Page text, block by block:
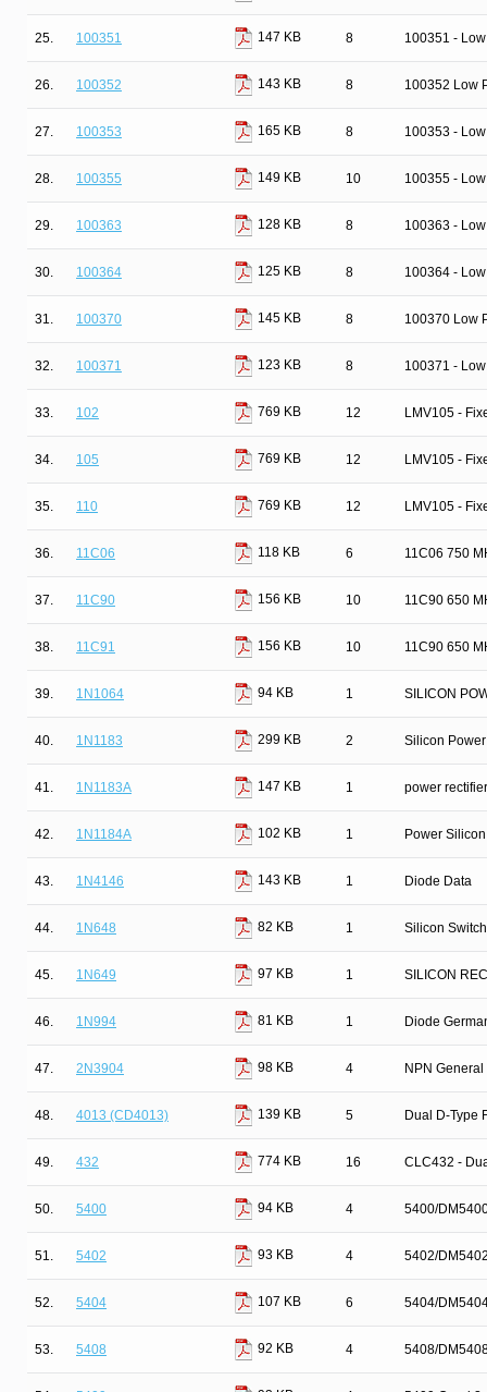
25. 100351 147 KB 8 100351 -
26. 100352 143 KB 8 100352 Low
27. 100353 165 KB 8 100353 -
28. 100355 149 KB 10 100355 -
29. 100363 128 KB 8 100363 -
30. 100364 125 KB 8 100364 -
31. 100370 145 KB 8 100370 Low
32. 100371 123 KB 8 100371 -
33. 102 769 KB 12 LMV105 -
34. 105 769 KB 12 LMV105 -
35. 110 769 KB 12 LMV105 -
36. 11C06 118 KB 6 11C06 750
37. 11C90 156 KB 10 11C90 650
38. 11C91 156 KB 10 11C90 650
39. 1N1064 94 KB 1 SILICON
40. 1N1183 299 KB 2 Silicon
41. 1N1183A 147 KB 1 power
42. 1N1184A 102 KB 1 Power
43. 1N4146 143 KB 1 Diode Data
44. 1N648 82 KB 1 Silicon
45. 1N649 97 KB 1 SILICON
46. 1N994 81 KB 1 Diode
47. 2N3904 98 KB 4 NPN
48. 4013 (CD4013) 139 KB 5 Dual D-Type
49. 432 774 KB 16 CLC432 -
50. 5400 94 KB 4 5400/
51. 5402 93 KB 4 5402/
52. 5404 107 KB 6 5404/
53. 5408 92 KB 4 5408/